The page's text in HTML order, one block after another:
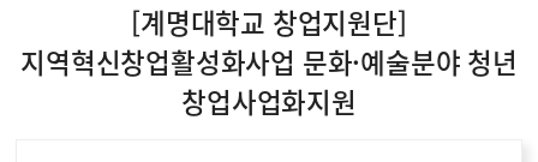
[계명대학교 창업지원단]
지역혁신창업활성화사업 문화·예술분야 청년
창업사업화지원